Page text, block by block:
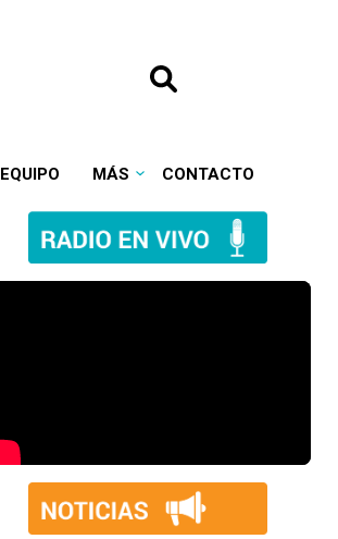
EQUIPO MÁS CONTACTO